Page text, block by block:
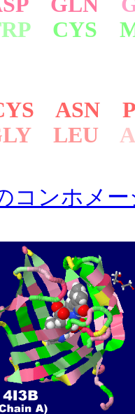
CYS
ASN
LEU
コンホメ